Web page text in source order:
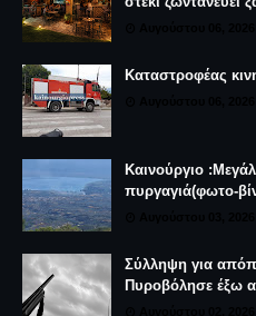
Καταστροφέας
Καινούργιο
πυργαγιά(φωτο-
Σύλληψη για
Πυροβόλησε έξω